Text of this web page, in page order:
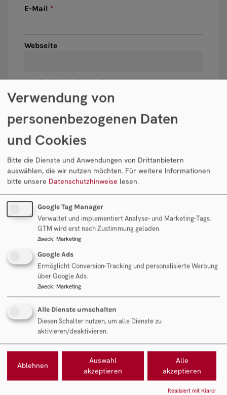
E-Mail
Webseite
Zusätzliche Informationen
Newsletter Anmeldung
Datenschutz-Zustimmung
Mit dem Ankreuzen und Absenden des Formulars
stimmen Sie ausdrücklich unserer
Datenschutzerklärung
Verarbeitung der oben angeführten Daten zum Zweck
Erfüllung der angefragten Dienstleistung ein. Mit dem
Ankreuzen der Option zur Newsletter-Anmeldung
willigen Sie zudem in die Verarbeitung der oben
angeführten Daten zum Zweck der Zusendung eines E-
Mail-Newsletters ein.
Verwendung von
personenbezogenen Daten
und Cookies
Bitte die Dienste und Anwendungen von Drittanbietern
auswählen, die wir nutzen möchten. Für weitere Informationen
bitte unsere Datenschutzhinweise lesen.
Google Tag Manager
Verwaltet und implementiert Analyse- und Marketing-Tags.
GTM wird erst nach Zustimmung geladen.
Zweck: Marketing
Google Ads
Ermöglicht Conversion-Tracking und personalisierte Werbung
über Google Ads.
Zweck: Marketing
Alle Dienste umschalten
Diesen Schalter nutzen, um alle Dienste zu
aktivieren/deaktivieren.
Ablehnen
Auswahl
akzeptieren
Alle
akzeptieren
Realisiert mit Klaro!